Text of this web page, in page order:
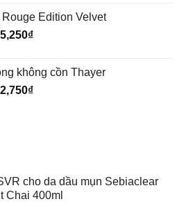
tại
là:
Edition Velvet
₫Giá
là:
185,250₫.
không cồn Thayer
₫Giá
cho da dầu mụn Sebiaclear
Chai 400ml